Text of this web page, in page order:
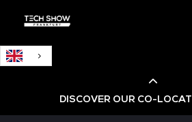
DISCOVER OUR CO-